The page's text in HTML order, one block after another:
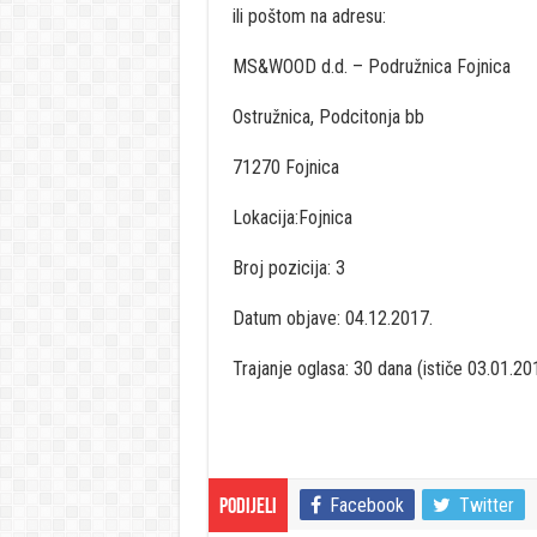
ili poštom na adresu:
MS&WOOD d.d. – Podružnica Fojnica
Ostružnica, Podcitonja bb
71270 Fojnica
Lokacija:Fojnica
Broj pozicija: 3
Datum objave: 04.12.2017.
Trajanje oglasa: 30 dana (ističe
Podijeli Facebook Twitter